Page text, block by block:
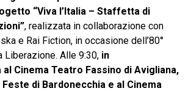
“Viva l’Italia – Staffetta di
, realizzata in collaborazione con
e Rai Fiction, in occasione dell’80°
Liberazione. Alle 9:30, in
Cinema Teatro Fassino di Avigliana,
di Bardonecchia e al Cinema